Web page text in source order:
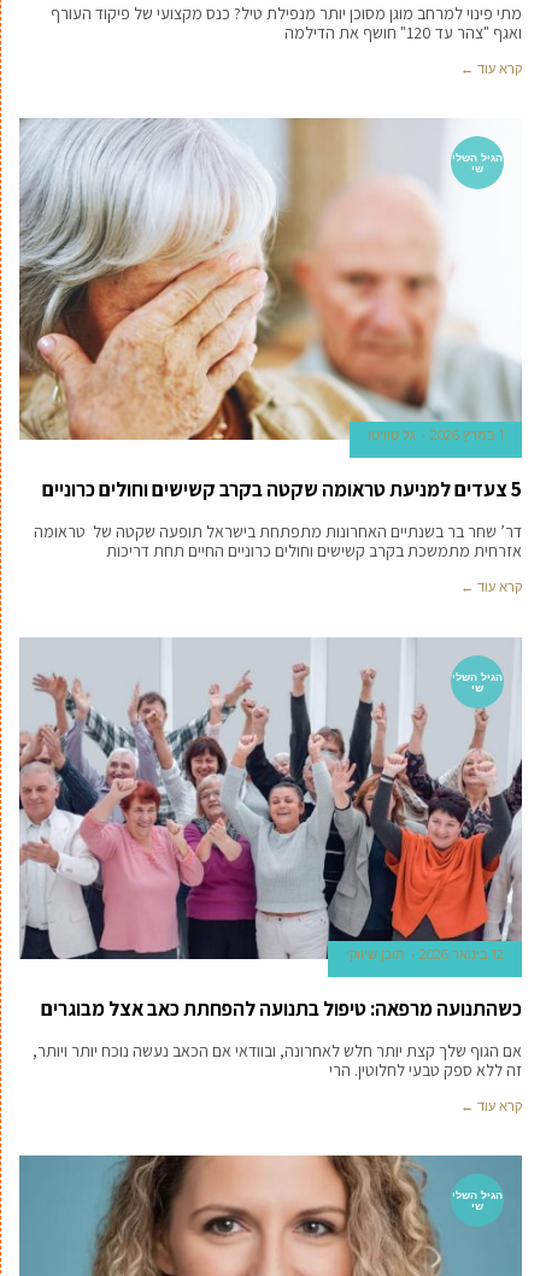
מתי פינוי למרחב מוגן מסוכן יותר מנפילת טיל? כנס מקצועי של פיקוד העורף
ואגף "צהר עד 120" חושף את הדילמה
קרא עוד ←
הגיל השלי
שי
1 במרץ 2026 גל טוויטו
5 צעדים למניעת טראומה שקטה בקרב קשישים וחולים כרוניים
דר’ שחר בר בשנתיים האחרונות מתפתחת בישראל תופעה שקטה של טראומה
אזרחית מתמשכת בקרב קשישים וחולים כרוניים החיים תחת דריכות
קרא עוד ←
הגיל השלי
שי
12 בינואר 2026 תוכן שיווקי
כשהתנועה מרפאה: טיפול בתנועה להפחתת כאב אצל מבוגרים
אם הגוף שלך קצת יותר חלש לאחרונה, ובוודאי אם הכאב נעשה נוכח יותר ויותר,
זה ללא ספק טבעי לחלוטין. הרי
קרא עוד ←
הגיל השלי
שי